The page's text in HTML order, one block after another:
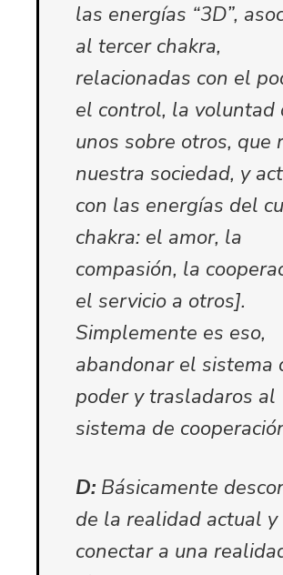
las energías “3D”,
al tercer chakra,
relacionadas con el
el control, la voluntad
unos sobre otros, que
nuestra sociedad, y
con las energías del
chakra: el amor, la
compasión, la
el servicio a otros].
Simplemente es eso,
abandonar el sistema
poder y trasladaros al
sistema de
D: Básicamente
de la realidad actual y
conectar a una